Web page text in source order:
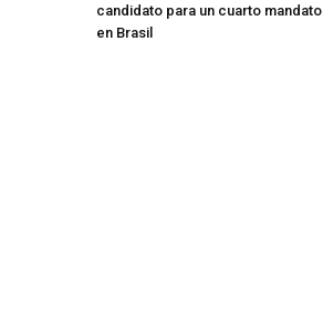
candidato para un cuarto mandato
en Brasil